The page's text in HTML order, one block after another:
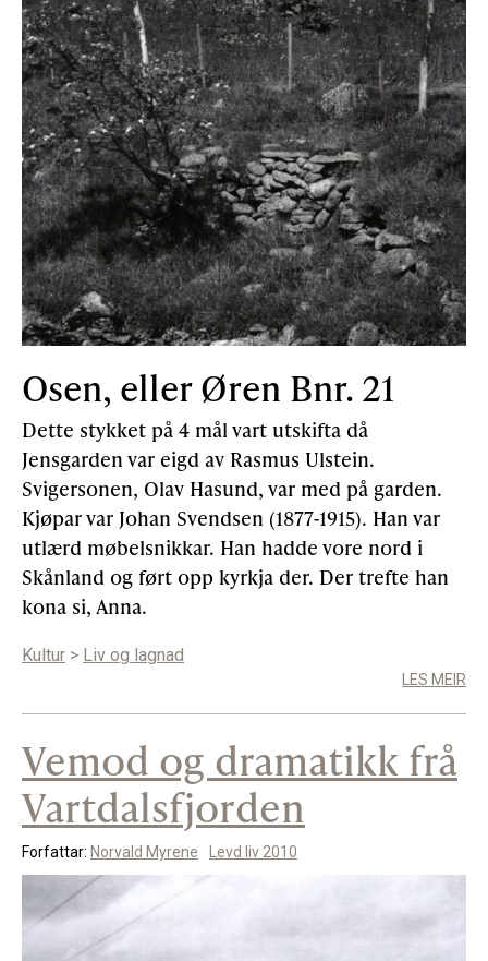
Osen, eller Øren Bnr. 21
Dette stykket på 4 mål vart utskifta då
Jensgarden var eigd av Rasmus Ulstein.
Svigersonen, Olav Hasund, var med på garden.
Kjøpar var Johan Svendsen (1877-1915). Han var
utlærd møbelsnikkar. Han hadde vore nord i
Skånland og ført opp kyrkja der. Der trefte han
kona si, Anna.
Kultur > Liv og lagnad
LES MEIR
Vemod og dramatikk frå
Vartdalsfjorden
Forfattar: Norvald Myrene Levd liv 2010